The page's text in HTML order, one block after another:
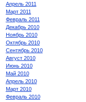
Апрель 2011
Март 2011
Февраль 2011
Декабрь 2010
Ноябрь 2010
Октябрь 2010
Сентябрь 2010
Август 2010
Июнь 2010
Май 2010
Апрель 2010
Март 2010
Февраль 2010